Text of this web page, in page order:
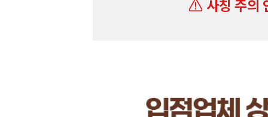
사칭 주의